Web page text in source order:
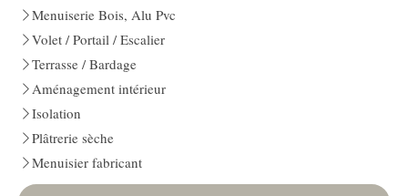
Menuiserie Bois, Alu Pvc
Volet / Portail / Escalier
Terrasse / Bardage
Aménagement intérieur
Isolation
Plâtrerie sèche
Menuisier fabricant